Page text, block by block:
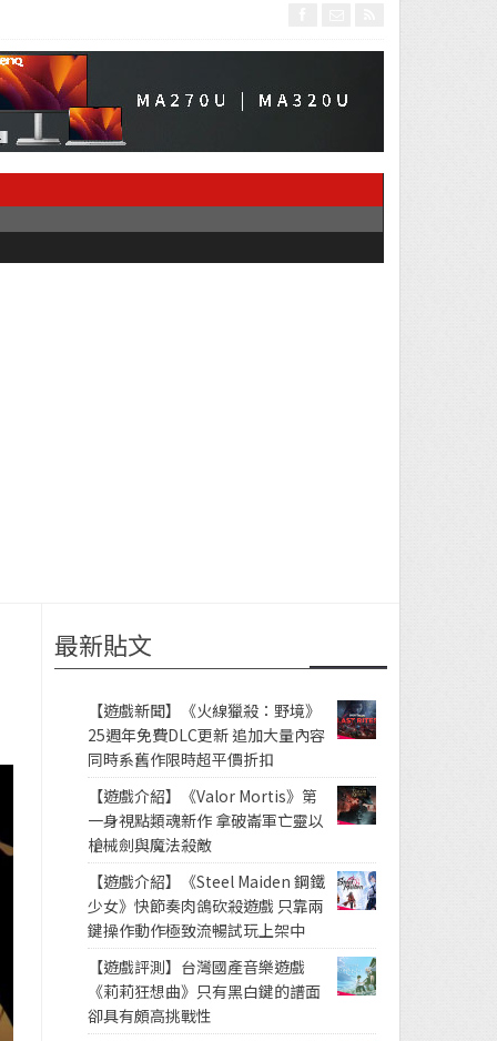
最新貼文
【遊戲新聞】《火線獵殺：野境》
25週年免費DLC更新 追加大量內容
同時系舊作限時超平價折扣
【遊戲介紹】《Valor Mortis》第
一身視點類魂新作 拿破崙軍亡靈以
槍械劍與魔法殺敵
【遊戲介紹】《Steel Maiden 鋼鐵
少女》快節奏肉鴿砍殺遊戲 只靠兩
鍵操作動作極致流暢試玩上架中
【遊戲評測】台灣國產音樂遊戲
《莉莉狂想曲》只有黑白鍵的譜面
卻具有頗高挑戰性